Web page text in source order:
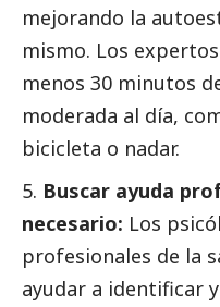
mejorando la
mismo. Los
menos 30 minutos
moderada al día,
bicicleta o nadar.
Buscar ayuda
necesario: Los
profesionales de la
ayudar a identificar